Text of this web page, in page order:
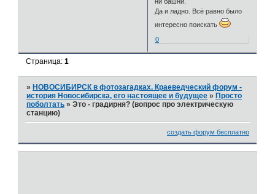
Да и ладно. Всё равно было
интересно поискать
0
Страница:1
»НОВОСИБИРСК в фотозагадках. Краеведческий форум -
история Новосибирска, его настоящее и будущее »Просто
поболтать »Это - градирня? (вопрос про электрическую
станцию)
создать форум бесплатно